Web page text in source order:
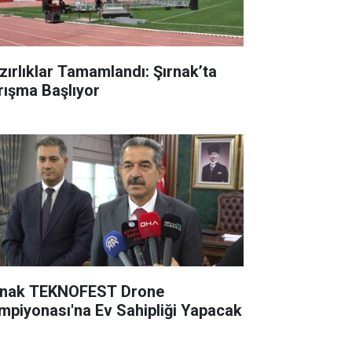
Tamamlandı: Şırnak’ta
Başlıyor
TEKNOFEST Drone
Ev Sahipliği Yapacak